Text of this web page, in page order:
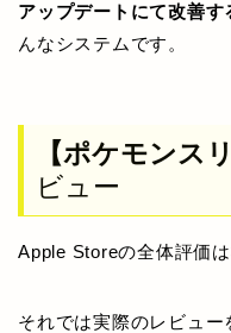
アップデートにて改善
んなシステムです。
【ポケモンス
ビュー
Apple Storeの全体評価は
それでは実際のレビュー